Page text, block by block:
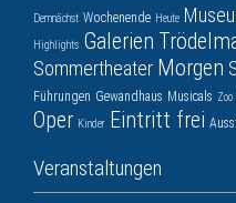
Demnächst Wochenende Heute
Highlights Galerien
Sommertheater Morgen
Führungen Gewandhaus Musicals Zoo
Oper Kinder Eintritt frei
Veranstaltungen